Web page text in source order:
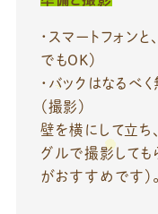
・スマートフォン
でもOK）
・バックはなるべ
（撮影）
壁を横にして立ち
グルで撮影しても
がおすすめです）。